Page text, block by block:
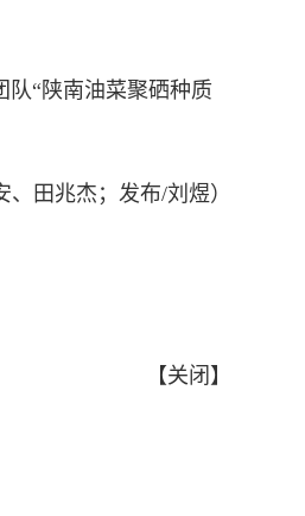
“陕南油菜聚硒种质
、田兆杰；发布/刘煜）
【关闭 】